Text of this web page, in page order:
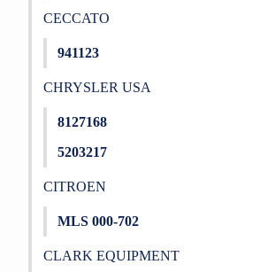
CECCATO
941123
CHRYSLER USA
8127168
5203217
CITROEN
MLS 000-702
CLARK EQUIPMENT